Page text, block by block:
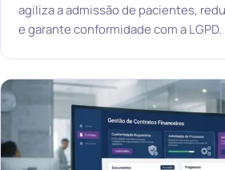
agiliza a admissão de pacientes,
e garante conformidade com a LGPD.